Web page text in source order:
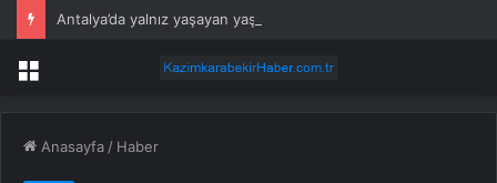
Antalya’da yalnız yaşayan yaşlı adam evinde ölü bulundu
Menü
Anasayfa / Haber